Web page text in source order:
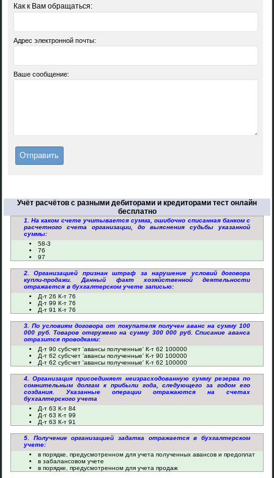
Как к Вам обращаться:
Адрес электронной почты:
Ваше сообщение:
Учёт расчётов с разными дебиторами и кредиторами тест онлайн
бесплатно
1. На каком счете учитывается сумма, ошибочно списанная банком с
расчетного счета организации, до выяснения судьбы указанной
суммы:
58-3
76
97
2. Организацией признан штраф за нарушение условий договора
купли-продажи. Данный факт хозяйственной деятельности
отражается в бухгалтерском учете записью:
Д-т 26 К-т 76
Д-т 99 К-т 76
Д-т 91 К-т 76
3. По условиям договора от покупателя получен аванс на сумму 100
000 руб. Товаров отгружено на сумму 300 000 руб. Списание аванса
отразится проводками:
Д-т 90 субсчет 'авансы полученные' К-т 62 100000
Д-т 62 субсчет 'авансы полученные' К-т 90 100000
Д-т 62 субсчет 'авансы полученные' К-т 62 100000
4. Организация присоединяет неизрасходованную сумму резерва по
сомнительным долгам к прибыли года, следующего за годом его
создания. Указанные операции отражаются на счетах
бухгалтерского учета
Д-т 63 К-т 84
Д-т 63 К-т 99
Д-т 63 К-т 91
5. Получение организацией задатка отражается в бухгалтерском
учете:
в порядке, предусмотренном для учета полученных авансов и предоплат
в забалансовом учете
в порядке, предусмотренном для учета продаж